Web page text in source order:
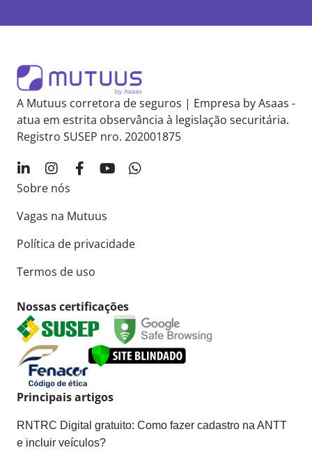
A Mutuus corretora de seguros | Empresa by Asaas -
atua em estrita observância à legislação securitária.
Registro SUSEP nro. 202001875
Sobre nós
Vagas na Mutuus
Política de privacidade
Termos de uso
Nossas certificações
Principais artigos
RNTRC Digital gratuito: Como fazer cadastro na ANTT
e incluir veículos?